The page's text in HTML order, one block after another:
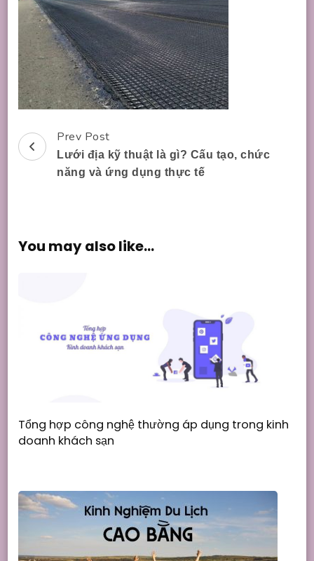
Post
Navigation
Prev Post
Lưới địa kỹ thuật là gì? Cấu tạo, chức
năng và ứng dụng thực tế
You may also like...
Tổng hợp công nghệ thường áp dụng trong kinh
doanh khách sạn